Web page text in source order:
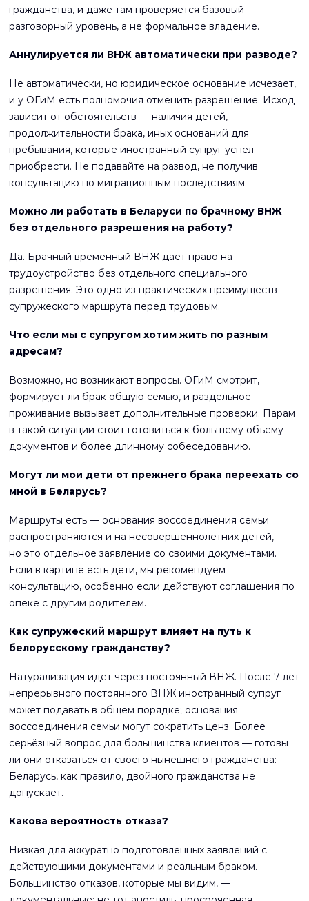
гражданства, и даже там проверяется базовый
разговорный уровень, а не формальное владение.
Аннулируется ли ВНЖ автоматически при разводе?
Не автоматически, но юридическое основание исчезает,
и у ОГиМ есть полномочия отменить разрешение. Исход
зависит от обстоятельств — наличия детей,
продолжительности брака, иных оснований для
пребывания, которые иностранный супруг успел
приобрести. Не подавайте на развод, не получив
консультацию по миграционным последствиям.
Можно ли работать в Беларуси по брачному ВНЖ
без отдельного разрешения на работу?
Да. Брачный временный ВНЖ даёт право на
трудоустройство без отдельного специального
разрешения. Это одно из практических преимуществ
супружеского маршрута перед трудовым.
Что если мы с супругом хотим жить по разным
адресам?
Возможно, но возникают вопросы. ОГиМ смотрит,
формирует ли брак общую семью, и раздельное
проживание вызывает дополнительные проверки. Парам
в такой ситуации стоит готовиться к большему объёму
документов и более длинному собеседованию.
Могут ли мои дети от прежнего брака переехать со
мной в Беларусь?
Маршруты есть — основания воссоединения семьи
распространяются и на несовершеннолетних детей, —
но это отдельное заявление со своими документами.
Если в картине есть дети, мы рекомендуем
консультацию, особенно если действуют соглашения по
опеке с другим родителем.
Как супружеский маршрут влияет на путь к
белорусскому гражданству?
Натурализация идёт через постоянный ВНЖ. После 7 лет
непрерывного постоянного ВНЖ иностранный супруг
может подавать в общем порядке; основания
воссоединения семьи могут сократить ценз. Более
серьёзный вопрос для большинства клиентов — готовы
ли они отказаться от своего нынешнего гражданства:
Беларусь, как правило, двойного гражданства не
допускает.
Какова вероятность отказа?
Низкая для аккуратно подготовленных заявлений с
действующими документами и реальным браком.
Большинство отказов, которые мы видим, —